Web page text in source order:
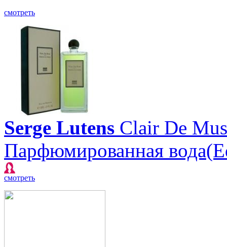
смотреть
Serge Lutens Clair De
Парфюмированная
смотреть